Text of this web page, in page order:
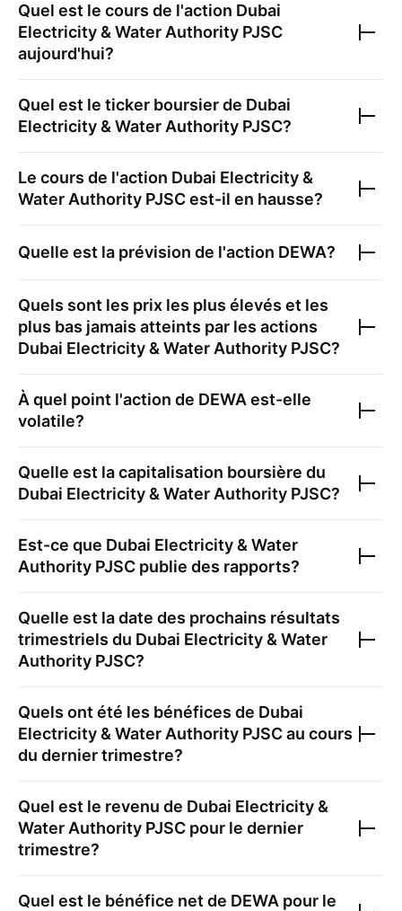
Quel est le cours de l'action Dubai
Electricity & Water Authority PJSC
aujourd'hui?
Quel est le ticker boursier de Dubai
Electricity & Water Authority PJSC?
Le cours de l'action Dubai Electricity &
Water Authority PJSCest-il en hausse?
Quelle est la prévision de l'action DEWA?
Quels sont les prix les plus élevés et les
plus bas jamais atteints par les actions
Dubai Electricity & Water Authority PJSC?
À quel point l'action de DEWA est-elle
volatile?
Quelle est la capitalisation boursière du
Dubai Electricity & Water Authority PJSC?
Est-ce que Dubai Electricity & Water
Authority PJSC publie des rapports?
Quelle est la date des prochains résultats
trimestriels du Dubai Electricity & Water
Authority PJSC?
Quels ont été les bénéfices de Dubai
Electricity & Water Authority PJSCau cours
du dernier trimestre?
Quel est le revenu de Dubai Electricity &
Water Authority PJSC pour le dernier
trimestre?
Quel est le bénéfice net de DEWA pour le